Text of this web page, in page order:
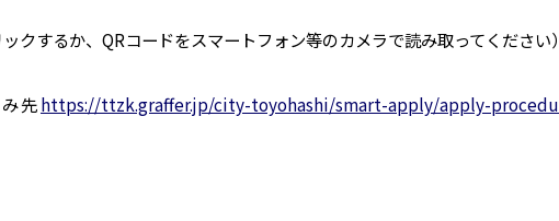
クするか、QRコードをスマートフォン等のカメラで読み取ってください）
先https://ttzk.graffer.jp/city-toyohashi/smart-apply/apply-